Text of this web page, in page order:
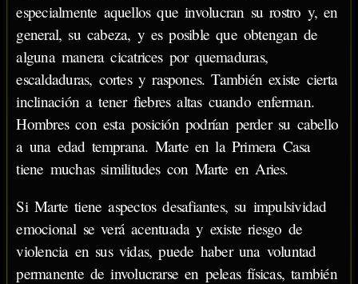
especialmente aquellos que involucran su rostro y, en
general, su cabeza, y es posible que obtengan de
alguna manera cicatrices por quemaduras,
escaldaduras, cortes y raspones. También existe cierta
inclinación a tener fiebres altas cuando enferman.
Hombres con esta posición podrían perder su cabello
a una edad temprana. Marte en la Primera Casa
tiene muchas similitudes con Marte en Aries.
Si Marte tiene aspectos desafiantes, su impulsividad
emocional se verá acentuada y existe riesgo de
violencia en sus vidas, puede haber una voluntad
permanente de involucrarse en peleas físicas, también